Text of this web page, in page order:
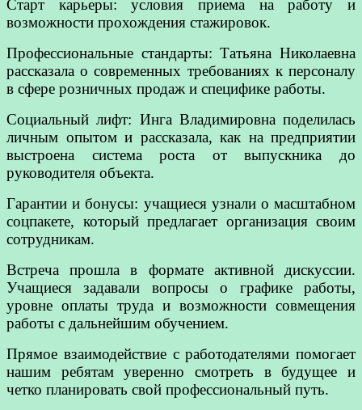
Старт карьеры: условия приема на работу и
возможности прохождения стажировок.
Профессиональные стандарты: Татьяна Николаевна
рассказала о современных требованиях к персоналу
в сфере розничных продаж и специфике работы.
Социальный лифт: Инга Владимировна поделилась
личным опытом и рассказала, как на предприятии
выстроена система роста от выпускника до
руководителя объекта.
Гарантии и бонусы: учащиеся узнали о масштабном
соцпакете, который предлагает организация своим
сотрудникам.
Встреча прошла в формате активной дискуссии.
Учащиеся задавали вопросы о графике работы,
уровне оплаты труда и возможности совмещения
работы с дальнейшим обучением.
Прямое взаимодействие с работодателями помогает
нашим ребятам уверенно смотреть в будущее и
четко планировать свой профессиональный путь.